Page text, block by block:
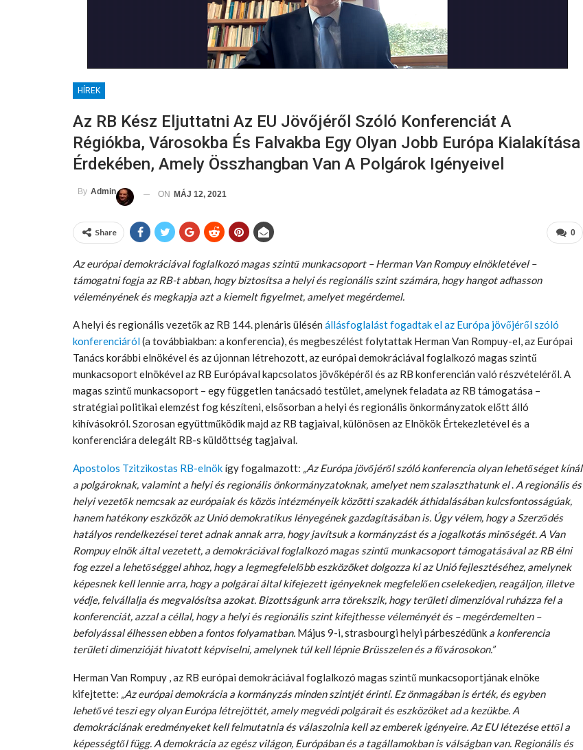
HÍREK
Az RB Kész Eljuttatni Az EU Jövőjéről Szóló Konferenciát A
Régiókba, Városokba És Falvakba Egy Olyan Jobb Európa Kialakítása
Érdekében, Amely Összhangban Van A Polgárok Igényeivel
By Admin ON MÁJ 12, 2021
0
Share
Az európai demokráciával foglalkozó magas szintű munkacsoport – Herman Van Rompuy elnökletével –
támogatni fogja az RB-t abban, hogy biztosítsa a helyi és regionális szint számára, hogy hangot adhasson
véleményének és megkapja azt a kiemelt figyelmet, amelyet megérdemel.
A helyi és regionális vezetők az RB 144. plenáris ülésén állásfoglalást fogadtak el az Európa jövőjéről szóló
konferenciáról(a továbbiakban: a konferencia), és megbeszélést folytattak Herman Van Rompuy-el, az Európai
Tanács korábbi elnökével és az újonnan létrehozott, az európai demokráciával foglalkozó magas szintű
munkacsoport elnökével az RB Európával kapcsolatos jövőképéről és az RB konferencián való részvételéről. A
magas szintű munkacsoport – egy független tanácsadó testület, amelynek feladata az RB támogatása –
stratégiai politikai elemzést fog készíteni, elsősorban a helyi és regionális önkormányzatok előtt álló
kihívásokról. Szorosan együttműködik majd az RB tagjaival, különösen az Elnökök Értekezletével és a
konferenciára delegált RB-s küldöttség tagjaival.
Apostolos Tzitzikostas RB-elnök így fogalmazott: „Az Európa jövőjéről szóló konferencia olyan lehetőséget kínál
a polgároknak, valamint a helyi és regionális önkormányzatoknak, amelyet nem szalaszthatunk el. A regionális és
helyi vezetők nemcsak az európaiak és közös intézményeik közötti szakadék áthidalásában kulcsfontosságúak,
hanem hatékony eszközök az Unió demokratikus lényegének gazdagításában is. Úgy vélem, hogy a Szerződés
hatályos rendelkezései teret adnak annak arra, hogy javítsuk a kormányzást és a jogalkotás minőségét. A Van
Rompuy elnök által vezetett, a demokráciával foglalkozó magas szintű munkacsoport támogatásával az RB élni
fog ezzel a lehetőséggel ahhoz, hogy a legmegfelelőbb eszközöket dolgozza ki az Unió fejlesztéséhez, amelynek
képesnek kell lennie arra, hogy a polgárai által kifejezett igényeknek megfelelően cselekedjen, reagáljon, illetve
védje, felvállalja és megvalósítsa azokat. Bizottságunk arra törekszik, hogy területi dimenzióval ruházza fel a
konferenciát, azzal a céllal, hogy a helyi és regionális szint kifejthesse véleményét és – megérdemelten –
befolyással élhessen ebben a fontos folyamatban. Május 9-i, strasbourgi helyi párbeszédünk a konferencia
területi dimenzióját hivatott képviselni, amelynek túl kell lépnie Brüsszelen és a fővárosokon.”
Herman Van Rompuy , az RB európai demokráciával foglalkozó magas szintű munkacsoportjának elnöke
kifejtette: „Az európai demokrácia a kormányzás minden szintjét érinti. Ez önmagában is érték, és egyben
lehetővé teszi egy olyan Európa létrejöttét, amely megvédi polgárait és eszközöket ad a kezükbe. A
demokráciának eredményeket kell felmutatnia és válaszolnia kell az emberek igényeire. Az EU létezése ettől a
képességtől függ. A demokrácia az egész világon, Európában és a tagállamokban is válságban van. Regionális és